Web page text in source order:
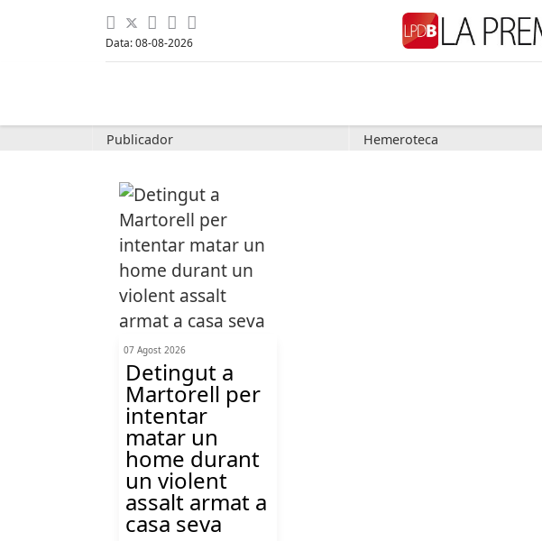
Data: 08-08-2026
Publicador Hemeroteca
07 Agost 2026
Detingut a
Martorell per
intentar
matar un
home durant
un violent
assalt armat a
casa seva